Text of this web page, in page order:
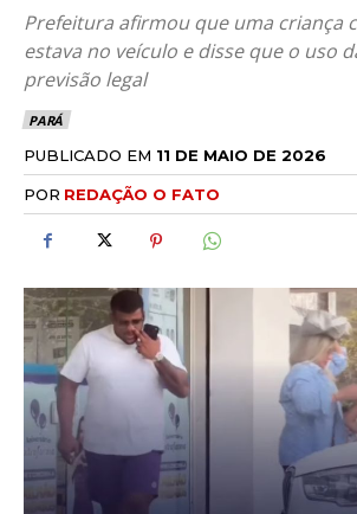
Prefeitura afirmou que uma criança
estava no veículo e disse que o uso
previsão legal
PARÁ
PUBLICADO EM 11 DE MAIO DE 2026
POR REDAÇÃO O FATO